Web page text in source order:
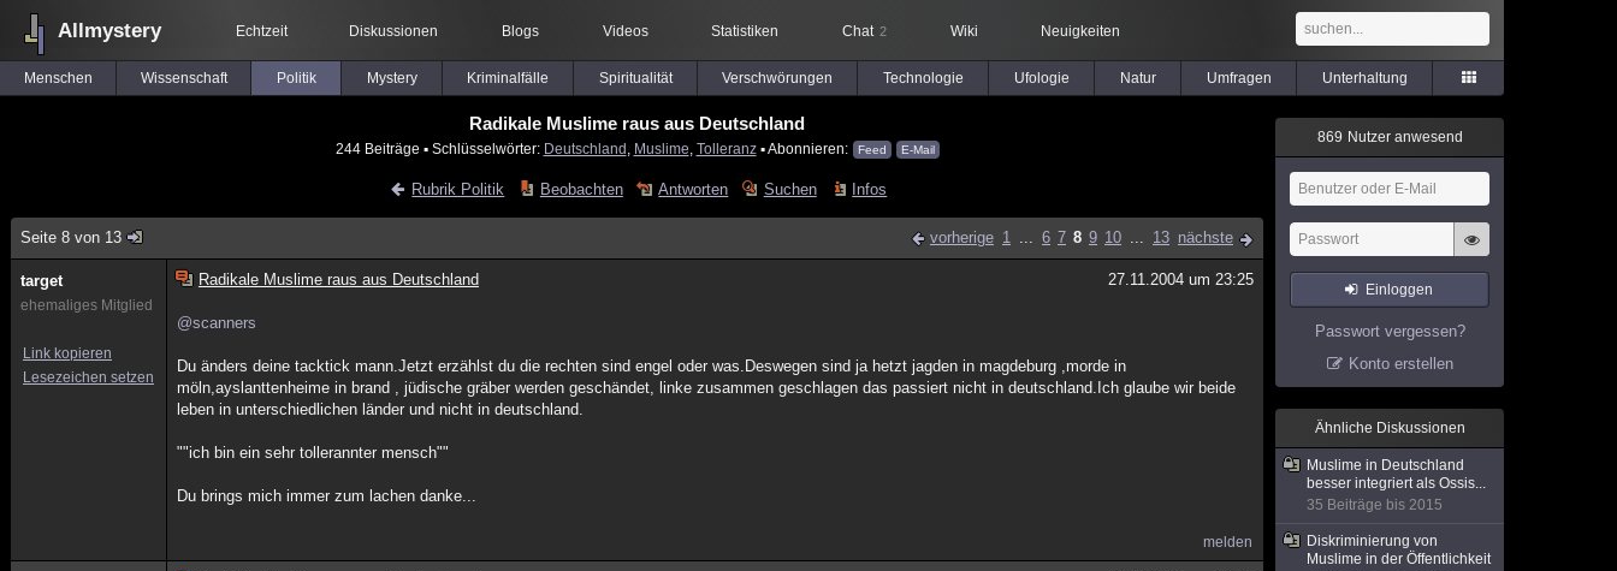
Allmystery Echtzeit Diskussionen Blogs Videos Statistiken Chat 2 Wiki Neuigkeiten
Menschen Wissenschaft Politik Mystery Kriminalfälle Spiritualität Verschwörungen Technologie Ufologie Natur Umfragen Unterhaltung
Radikale Muslime raus aus Deutschland
244 Beiträge ▪ Schlüsselwörter: Deutschland Muslime Tolleranz▪ Abonnieren: Feed E-Mail
Rubrik Politik Beobachten Antworten Suchen Infos
Seite 8 von 13 vorherige 1 ... 6 7 8 9 10 ... 13 nächste
target
ehemaliges Mitglied
Link kopieren
Lesezeichen setzen
Radikale Muslime raus aus Deutschland 27.11.2004 um 23:25
@scanners
Du änders deine tacktick mann.Jetzt erzählst du die rechten sind engel oder was.Deswegen sind ja hetzt jagden in magdeburg ,morde in
möln,ayslanttenheime in brand , jüdische gräber werden geschändet, linke zusammen geschlagen das passiert nicht in deutschland.Ich glaube wir beide
leben in unterschiedlichen länder und nicht in deutschland.
""ich bin ein sehr tollerannter mensch""
Du brings mich immer zum lachen danke...
melden
869 Nutzer anwesend
Einloggen
Passwort vergessen?
Konto erstellen
Ähnliche Diskussionen
Muslime in Deutschland
besser integriert als Ossis...
35 Beiträge bis 2015
Diskriminierung von
Muslime in der Öffentlichkeit